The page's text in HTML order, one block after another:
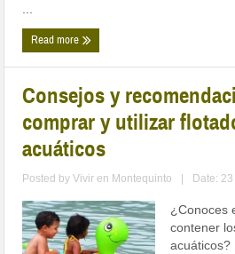
...
Read more
Consejos y
comprar y utilizar
acuáticos
Posted byVivir en Montequinto Date:
¿Conoces
contener
acuáticos?